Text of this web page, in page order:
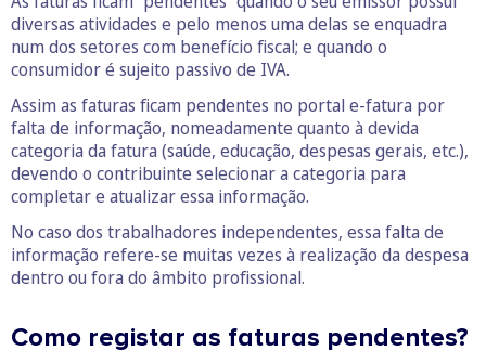
diversas atividades e pelo menos uma delas se enquadra
num dos setores com benefício fiscal; e quando o
consumidor é sujeito passivo de IVA.
Assim as faturas ficam pendentes no portal e-fatura por
falta de informação, nomeadamente quanto à devida
categoria da fatura (saúde, educação, despesas gerais, etc.),
devendo o contribuinte selecionar a categoria para
completar e atualizar essa informação.
No caso dos trabalhadores independentes, essa falta de
informação refere-se muitas vezes à realização da despesa
dentro ou fora do âmbito profissional.
Como registar as faturas pendentes?